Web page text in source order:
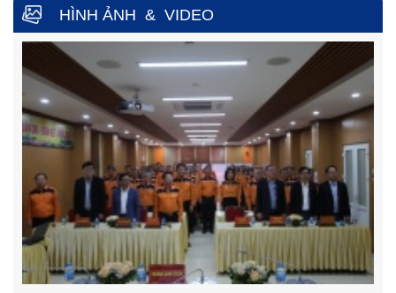
Điện
thoại:
0258.3880.373(24/24h)
HÌNH ẢNH & VIDEO